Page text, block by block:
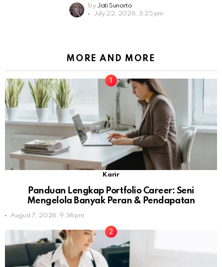
by Jati Sunarto
July 22, 2026, 3:25 pm
MORE AND MORE
Karir
Panduan Lengkap Portfolio Career: Seni
Mengelola Banyak Peran & Pendapatan
August 7, 2026, 9:34 pm